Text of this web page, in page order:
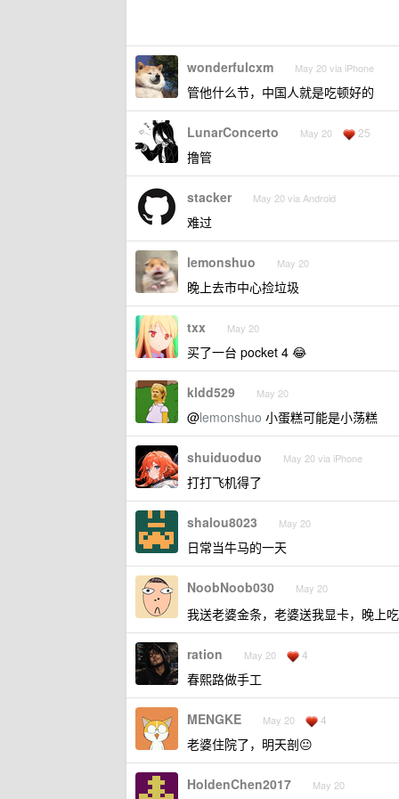
wonderfulcxm May 20 via iPhone
管他什么节，中国人就是吃顿好的
LunarConcerto May 20 25
撸管
stacker May 20 via Android
难过
lemonshuo May 20
晚上去市中心捡垃圾
txx May 20
买了一台 pocket 4 😂
kldd529 May 20
@lemonshuo 小蛋糕可能是小荡糕
shuiduoduo May 20 via iPhone
打打飞机得了
shalou8023 May 20
日常当牛马的一天
NoobNoob030 May 20
我送老婆金条，老婆送我显卡，晚上
ration May 20 4
春熙路做手工
MENGKE May 20 4
老婆住院了，明天剖😐
HoldenChen2017 May 20